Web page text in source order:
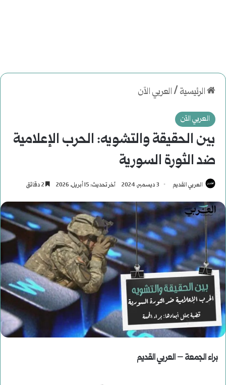
الرئيسية /العربي الآن
العربي الآن
بين الحقيقة والتشويه: الحرب الإعلامية
ضد الثورة السورية
العربي القديم 3 ديسمبر، 2024 آخر تحديث: 15 أبريل، 2026
براء الجمعة – العربي القديم